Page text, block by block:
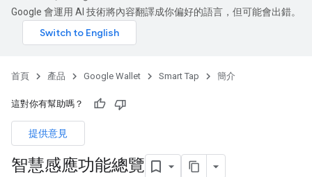
Google 會運用 AI 技術將內容翻譯成你偏好的語言，但可能會出錯。
首頁 產品 Google Wallet Smart Tap 簡介
這對你有幫助嗎？
提供意見
智慧感應功能總覽